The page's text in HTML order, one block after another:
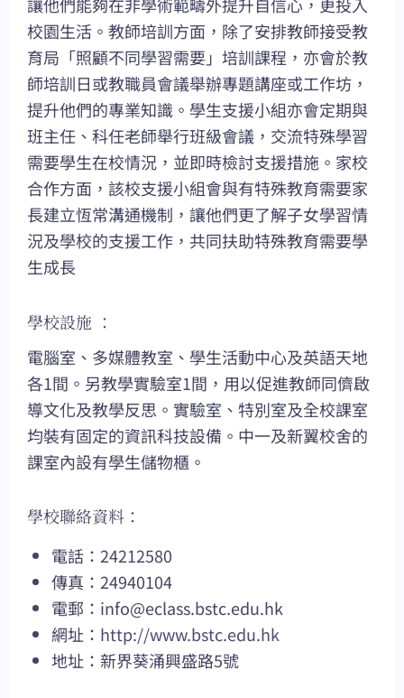
讓他們能夠在非學術範疇外提升自信心，更投入
校園生活。教師培訓方面，除了安排教師接受教
育局「照顧不同學習需要」培訓課程，亦會於教
師培訓日或教職員會議舉辦專題講座或工作坊，
提升他們的專業知識。學生支援小組亦會定期與
班主任、科任老師舉行班級會議，交流特殊學習
需要學生在校情況，並即時檢討支援措施。家校
合作方面，該校支援小組會與有特殊教育需要家
長建立恆常溝通機制，讓他們更了解子女學習情
況及學校的支援工作，共同扶助特殊教育需要學
生成長
學校設施 ：
電腦室、多媒體教室、學生活動中心及英語天地
各1間。另教學實驗室1間，用以促進教師同儕啟
導文化及教學反思。實驗室、特別室及全校課室
均裝有固定的資訊科技設備。中一及新翼校舍的
課室內設有學生儲物櫃。
學校聯絡資料：
電話：24212580
傳真：24940104
電郵： info@eclass.bstc.edu.hk
網址： http://www.bstc.edu.hk
地址：新界葵涌興盛路5號